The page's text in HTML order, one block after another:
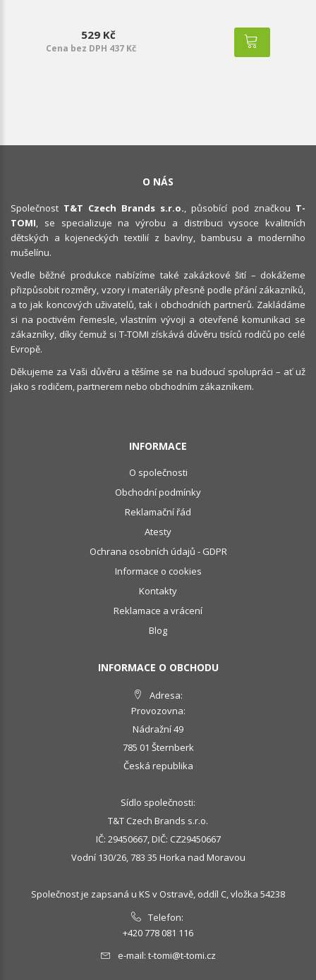
529 Kč
Cena bez DPH 437 Kč
O NÁS
Společnost T&T Czech Brands s.r.o. , působící pod značkou T-
TOMI , se specializuje na výrobu a distribuci vysoce kvalitních
dětských a kojeneckých textilií z bavlny, bambusu a moderního
mušelínu.
Vedle běžné produkce nabízíme také zakázkové šití – dokážeme
přizpůsobit rozměry, vzory i materiály přesně podle přání zákazníků,
a to jak koncových uživatelů, tak i obchodních partnerů. Zakládáme
si na poctivém řemesle, vlastním vývoji a otevřené komunikaci se
zákazníky, díky čemuž si T-TOMI získává důvěru tisíců rodičů po celé
Evropě.
Děkujeme za Vaši důvěru a těšíme se na budoucí spolupráci – ať už
jako s rodičem, partnerem nebo obchodním zákazníkem.
INFORMACE
O společnosti
Obchodní podmínky
Reklamační řád
Atesty
Ochrana osobních údajů - GDPR
Informace o cookies
Kontakty
Reklamace a vrácení
Blog
INFORMACE O OBCHODU
Adresa:
Provozovna:
Nádražní 49
785 01 Šternberk
Česká republika
Sídlo společnosti:
T&T Czech Brands s.r.o.
IČ: 29450667, DIČ: CZ29450667
Vodní 130/26, 783 35 Horka nad Moravou
Společnost je zapsaná u KS v Ostravě, oddíl C, vložka 54238
Telefon:
+420 778 081 116
e-mail: t-tomi@t-tomi.cz